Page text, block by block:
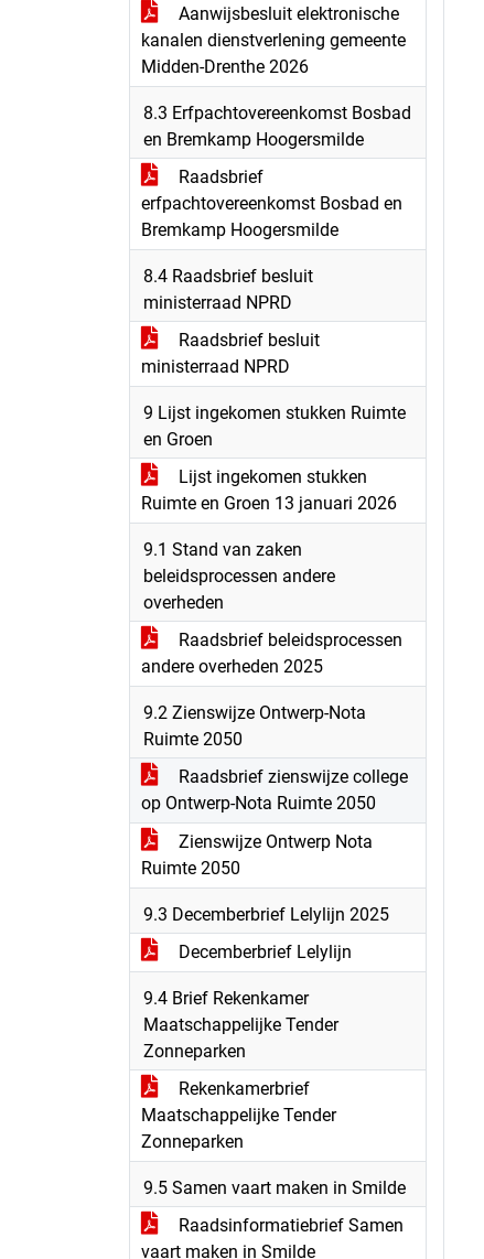
Aanwijsbesluit elektronische
kanalen dienstverlening gemeente
Midden-Drenthe 2026
8.3 Erfpachtovereenkomst Bosbad
en Bremkamp Hoogersmilde
Raadsbrief
erfpachtovereenkomst Bosbad en
Bremkamp Hoogersmilde
8.4 Raadsbrief besluit
ministerraad NPRD
Raadsbrief besluit
ministerraad NPRD
9 Lijst ingekomen stukken Ruimte
en Groen
Lijst ingekomen stukken
Ruimte en Groen 13 januari 2026
9.1 Stand van zaken
beleidsprocessen andere
overheden
Raadsbrief beleidsprocessen
andere overheden 2025
9.2 Zienswijze Ontwerp-Nota
Ruimte 2050
Raadsbrief zienswijze college
op Ontwerp-Nota Ruimte 2050
Zienswijze Ontwerp Nota
Ruimte 2050
9.3 Decemberbrief Lelylijn 2025
Decemberbrief Lelylijn
9.4 Brief Rekenkamer
Maatschappelijke Tender
Zonneparken
Rekenkamerbrief
Maatschappelijke Tender
Zonneparken
9.5 Samen vaart maken in Smilde
Raadsinformatiebrief Samen
vaart maken in Smilde